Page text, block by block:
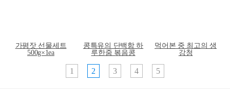
가평잣 선물세트
500g×1ea
콩특유의 단백함 하
루한줌 볶음콩
먹어본 중 최고의 생
강청
1 2 3 4 5